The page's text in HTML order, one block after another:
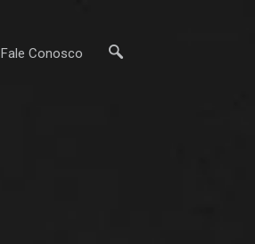
Fale Conosco